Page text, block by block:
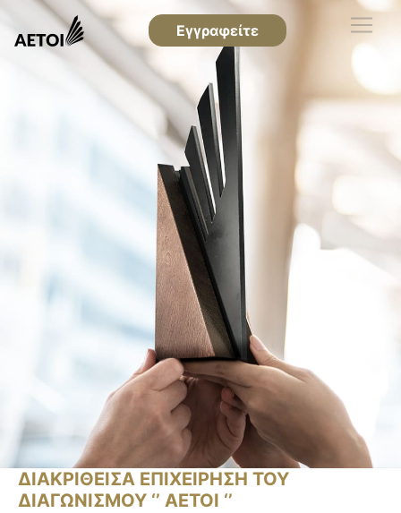
Εγγραφείτε
ΔΙΑΚΡΙΘΕΙΣΑ ΕΠΙΧΕΙΡΗΣΗ ΤΟΥ
ΔΙΑΓΩΝΙΣΜΟΥ ‘’ ΑΕΤΟΙ ‘’